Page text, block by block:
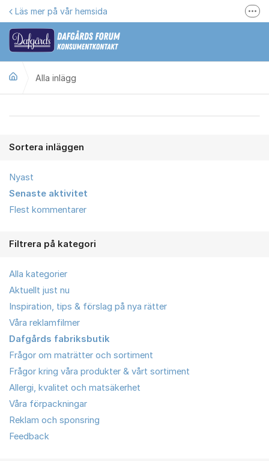
Hoppa till innehåll
Läs mer på vår hemsida
Alla inlägg
Sortera inläggen
Nyast
Senaste aktivitet
Flest kommentarer
Filtrera på kategori
Alla kategorier
Aktuellt just nu
Inspiration, tips & förslag på nya rätter
Våra reklamfilmer
Dafgårds fabriksbutik
Frågor om maträtter och sortiment
Frågor kring våra produkter & vårt sortiment
Allergi, kvalitet och matsäkerhet
Våra förpackningar
Reklam och sponsring
Feedback